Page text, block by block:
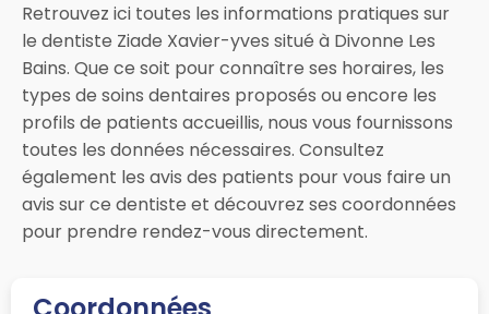
Retrouvez ici toutes les informations pratiques sur
le dentiste Ziade Xavier-yves situé à Divonne Les
Bains. Que ce soit pour connaître ses horaires, les
types de soins dentaires proposés ou encore les
profils de patients accueillis, nous vous fournissons
toutes les données nécessaires. Consultez
également les avis des patients pour vous faire un
avis sur ce dentiste et découvrez ses coordonnées
pour prendre rendez-vous directement.